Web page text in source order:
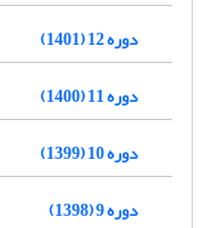
دوره 12 (1401)
دوره 11 (1400)
دوره 10 (1399)
دوره 9 (1398)